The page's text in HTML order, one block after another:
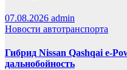
07.08.2026 admin
Новости автотранспорта
Гибрид Nissan Qashqai e-
дальнобойность